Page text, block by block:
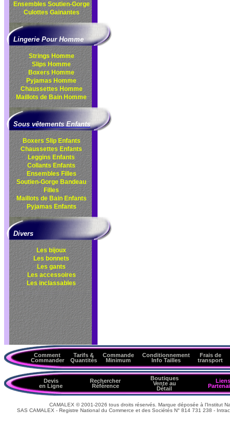
EnsemblesSoutien-Gorge
CulottesGainantes
Lingerie Pour Homme
Strings Homme
Slips Homme
Boxers Homme
Pyjamas Homme
Chaussettes Homme
Maillots de Bain Homme
Sous vêtements Enfants
Boxers Slip Enfants
Chaussettes Enfants
Leggins Enfants
Collants Enfants
Ensembles Filles
Soutien-Gorge Bandeau
Filles
Maillots de Bain Enfants
Pyjamas Enfants
Divers
Les bijoux
Les bonnets
Les gants
Les accessoires
Les inclassables
Comment
Commander
Tarifs &
Quantités
Commande
Minimum
Conditionnement
Info Tailles
Frais de
transport
Devis
en Ligne
Rechercher
Référence
Boutiques
Vente au
Détail
Liens
CAMALEX © 2001-2026 tous droits réservés. Marque déposée à l'Institut
SAS CAMALEX - Registre National du Commerce et des Sociétés N° 814 731 238 -